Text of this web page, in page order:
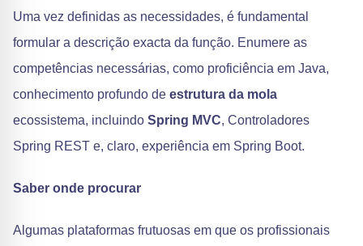
Uma vez definidas as necessidades, é fundamental
formular a descrição exacta da função. Enumere as
competências necessárias, como proficiência em Java,
conhecimento profundo de estrutura da mola
ecossistema, incluindo Spring MVC, Controladores
Spring REST e, claro, experiência em Spring Boot.
Saber onde procurar
Algumas plataformas frutuosas em que os profissionais